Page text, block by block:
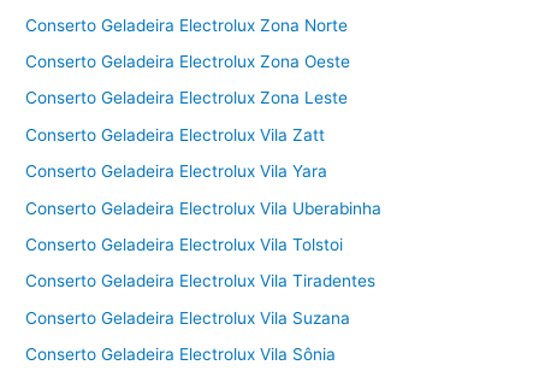
Conserto Geladeira Electrolux Zona Norte
Conserto Geladeira Electrolux Zona Oeste
Conserto Geladeira Electrolux Zona Leste
Conserto Geladeira Electrolux Vila Zatt
Conserto Geladeira Electrolux Vila Yara
Conserto Geladeira Electrolux Vila Uberabinha
Conserto Geladeira Electrolux Vila Tolstoi
Conserto Geladeira Electrolux Vila Tiradentes
Conserto Geladeira Electrolux Vila Suzana
Conserto Geladeira Electrolux Vila Sônia